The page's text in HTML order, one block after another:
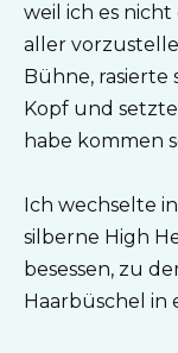
weil ich es
aller
Bühne, rasierte
Kopf und setzte
habe kommen
Ich wechselte
silberne High
besessen, zu
Haarbüschel in